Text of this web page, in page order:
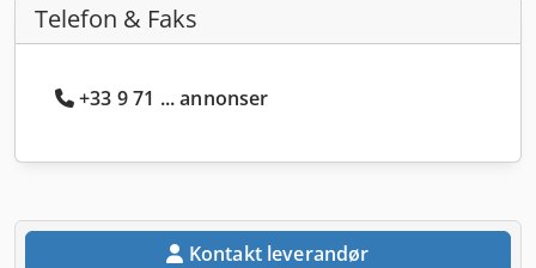
Telefon & Faks
+33 9 71 ... annonser
Kontakt leverandør